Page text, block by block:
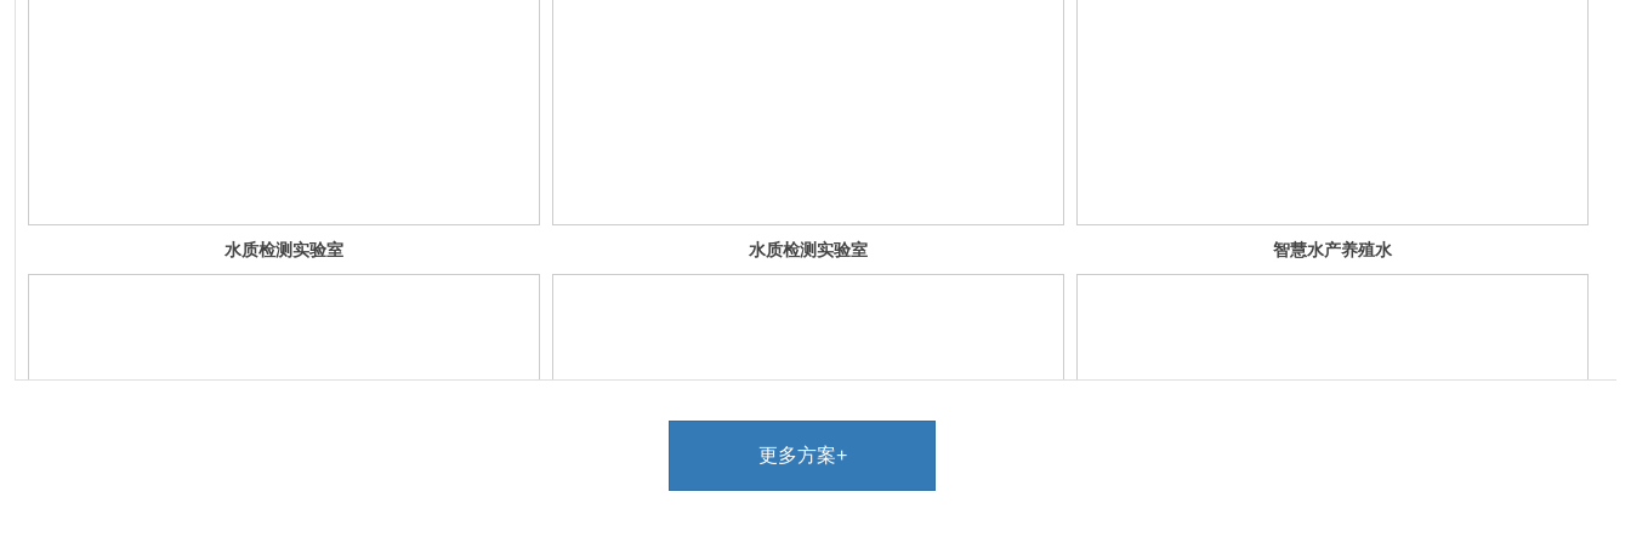
水质检测实验室
具备的实验仪器
水质检测实验室
仪器清单
智慧水产养殖水
质在线监测系统
更多方案+